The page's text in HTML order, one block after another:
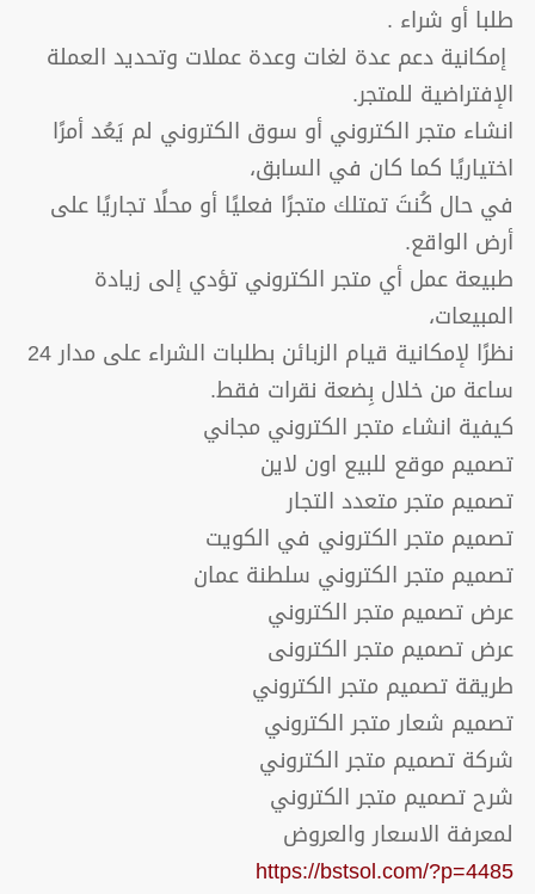
طلبا أو شراء .
إمكانية دعم عدة لغات وعدة عملات وتحديد العملة
الإفتراضية للمتجر.
انشاء متجر الكتروني أو سوق الكتروني لم يَعُد أمرًا
اختياريًا كما كان في السابق،
في حال كُنتَ تمتلك متجرًا فعليًا أو محلًا تجاريًا على
أرض الواقع.
طبيعة عمل أي متجر الكتروني تؤدي إلى زيادة
المبيعات،
نظرًا لإمكانية قيام الزبائن بطلبات الشراء على مدار 24
ساعة من خلال بِضعة نقرات فقط.
كيفية انشاء متجر الكتروني مجاني
تصميم موقع للبيع اون لاين
تصميم متجر متعدد التجار
تصميم متجر الكتروني في الكويت
تصميم متجر الكتروني سلطنة عمان
عرض تصميم متجر الكتروني
عرض تصميم متجر الكترونى
طريقة تصميم متجر الكتروني
تصميم شعار متجر الكتروني
شركة تصميم متجر الكتروني
شرح تصميم متجر الكتروني
لمعرفة الاسعار والعروض
https://bstsol.com/?p=4485